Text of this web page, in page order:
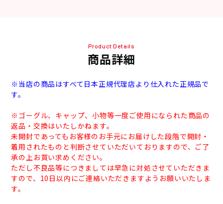
Product Details
商品詳細
※当店の商品はすべて日本正規代理店より仕入れた正規品で
す。
※ゴーグル、キャップ、小物等一度ご使用になられた商品の
返品・交換はいたしかねます。
未開封であってもお客様のお手元にお届けした段階で開封・
着用されたものと判断させていただいておりますので、ご了
承の上お買い求めください。
ただし不良品等につきましては早急に対処させていただきま
すので、10日以内にご連絡いただきますようお願いいたしま
す。